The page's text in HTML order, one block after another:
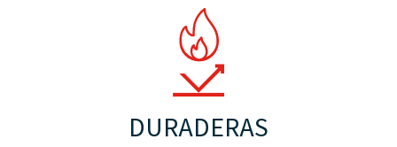
DURADERAS